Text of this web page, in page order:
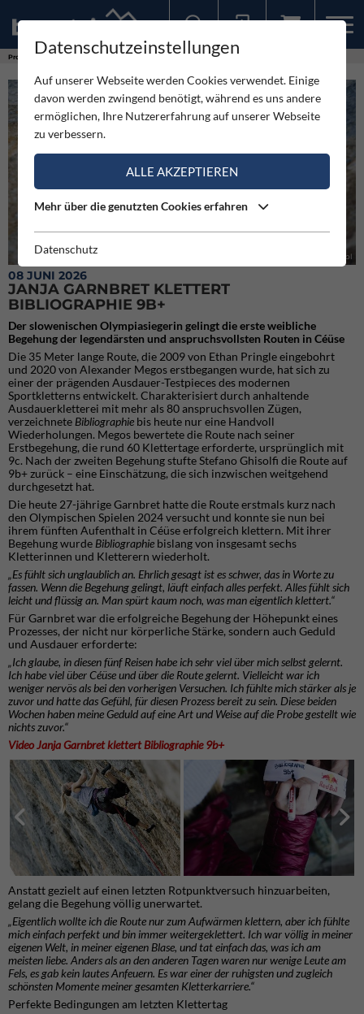
Produkte
Janja Garnbret Bibliographie (9b+) Céüse © Jessica Glassberg/Red Bull Content Pool
08 JUNI 2026
JANJA GARNBRET KLETTERT
BIBLIOGRAPHIE 9B+
Der slowenischen Olympiasiegerin gelingt die erste weibliche
Begehung der legendärsten und anspruchsvollsten Routen in Céüse
Die 35 Meter lange Route, die 2009 von Ethan Pringle eingebohrt
und 2020 von Alexander Megos erstbegangen wurde, hat sich zu
einer der prägenden Ausdauer-Testpieces des modernen
Sportkletterns entwickelt. Charakterisiert durch anhaltende
Ausdauerkletterei mit mehr als 80 anspruchsvollen Zügen,
verzeichnete Bibliographie bis heute nur eine Handvoll
Wiederholungen. Megos bewertete die Route nach seiner
Erstbegehung, die rund 60 Klettertage erforderte, ursprünglich mit
9c. Nach der zweiten Begehung stufte Stefano Ghisolfi die Route auf
9b+ zurück – eine Einschätzung, die sich inzwischen weitgehend
durchgesetzt hat.
Die heute 27-jährige Garnbret hatte die Route erstmals kurz nach
den Olympischen Spielen 2024 versucht und konnte sie nun bei
ihrem fünften Aufenthalt in Céüse erfolgreich klettern. Mit ihrer
Begehung wurde Bibliographie bislang von insgesamt sechs
Kletterinnen und Kletterern wiederholt.
„Es fühlt sich unglaublich an. Ehrlich gesagt ist es schwer, das in Worte zu
fassen. Wenn die Begehung gelingt, läuft einfach alles perfekt. Alles fühlt sich
leicht und flüssig an. Man spürt kaum noch, was man eigentlich klettert.“
Für Garnbret war die erfolgreiche Begehung der Höhepunkt eines
Prozesses, der nicht nur körperliche Stärke, sondern auch Geduld
und Ausdauer erforderte:
„Ich glaube, in diesen fünf Reisen habe ich sehr viel über mich selbst gelernt.
Ich habe viel über Céüse und über die Route gelernt. Vielleicht war ich
weniger nervös als bei den vorherigen Versuchen. Ich fühlte mich stärker als je
zuvor und hatte das Gefühl, für diesen Prozess bereit zu sein. Diese beiden
Wochen haben meine Geduld auf eine Art und Weise auf die Probe gestellt wie
nichts zuvor.“
Video Janja Garnbret klettert Bibliographie 9b+
Anstatt gezielt auf einen letzten Rotpunktversuch hinzuarbeiten,
gelang die Begehung völlig unerwartet.
„Eigentlich wollte ich die Route nur zum Aufwärmen klettern, aber ich fühlte
mich einfach perfekt und bin immer weitergeklettert. Ich war völlig in meiner
eigenen Welt, in meiner eigenen Blase, und tat einfach das, was ich am
meisten liebe. Anders als an den anderen Tagen waren nur wenige Leute am
Fels, es gab kein lautes Anfeuern. Es war einer der ruhigsten und zugleich
schönsten Momente meiner gesamten Kletterkarriere.“
Perfekte Bedingungen am letzten Klettertag
Datenschutzeinstellungen
Auf unserer Webseite werden Cookies verwendet. Einige
davon werden zwingend benötigt, während es uns andere
ermöglichen, Ihre Nutzererfahrung auf unserer Webseite
zu verbessern.
ALLE AKZEPTIEREN
Mehr über die genutzten Cookies erfahren
Datenschutz